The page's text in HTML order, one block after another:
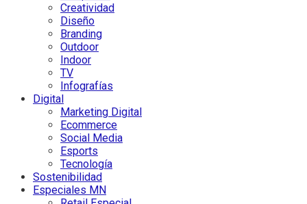
Creatividad
Diseño
Branding
Outdoor
Indoor
TV
Infografías
Digital
Marketing Digital
Ecommerce
Social Media
Esports
Tecnología
Sostenibilidad
Especiales MN